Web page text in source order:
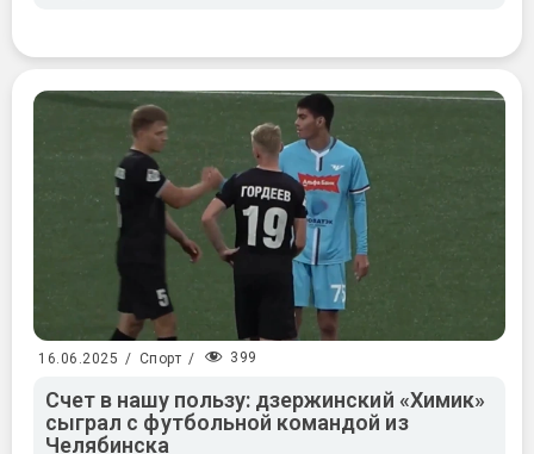
16.06.2025 / Спорт / 399
Счет в нашу пользу: дзержинский «Химик»
сыграл с футбольной командой из
Челябинска